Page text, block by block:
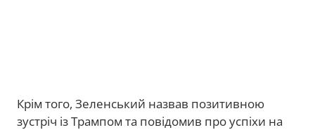
Крім того, Зеленський назвав позитивною
зустріч із Трампом та повідомив про успіхи на